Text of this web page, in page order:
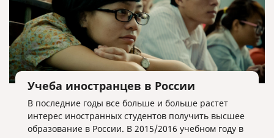
Учеба иностранцев в России
В последние годы все больше и больше растет
интерес иностранных студентов получить высшее
образование в России. В 2015/2016 учебном году в